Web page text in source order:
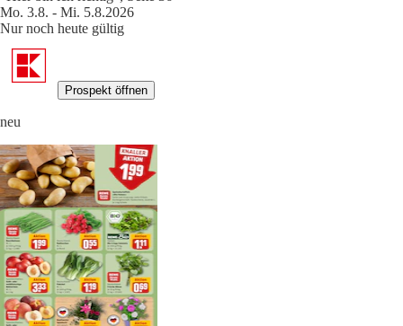
Mo. 3.8. - Mi. 5.8.2026
Nur noch heute gültig
Prospekt öffnen
neu